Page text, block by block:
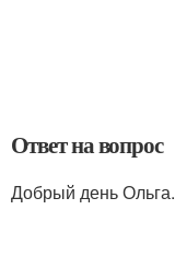
Ответ на вопрос
Добрый день Ольга.